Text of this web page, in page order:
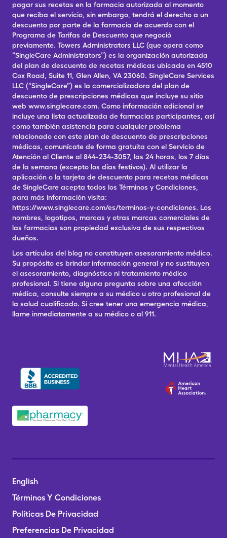
pagar sus recetas en la farmacia autorizada al momento
que reciba el servicio, sin embargo, tendrá el derecho a un
descuento por parte de la farmacia de acuerdo con el
Programa de Tarifas de Descuento que negoció
previamente. Towers Administrators LLC (que opera como
“SingleCare Administrators”) es la organización autorizada
del plan de descuento de recetas médicas ubicada en 4510
Cox Road, Suite 11, Glen Allen, VA 23060. SingleCare Services
LLC (“SingleCare”) es la comercializadora del plan de
descuento de prescripciones médicas que incluye su sitio
web www.singlecare.com. Como información adicional se
incluye una lista actualizada de farmacias participantes, así
como también asistencia para cualquier problema
relacionado con este plan de descuento de prescripciones
médicas, comunícate de forma gratuita con el Servicio de
Atención al Cliente al 844-234-3057, las 24 horas, los 7 días
de la semana (excepto los días festivos). Al utilizar la
aplicación o la tarjeta de descuento para recetas médicas
de SingleCare acepta todos los Términos y Condiciones,
para más información visita:
https://www.singlecare.com/es/terminos-y-condiciones. Los
nombres, logotipos, marcas y otras marcas comerciales de
las farmacias son propiedad exclusiva de sus respectivos
dueños.
Los artículos del blog no constituyen asesoramiento médico.
Su propósito es brindar información general y no sustituyen
el asesoramiento, diagnóstico ni tratamiento médico
profesional. Si tiene alguna pregunta sobre una afección
médica, consulte siempre a su médico u otro profesional de
la salud cualificado. Si cree tener una emergencia médica,
llame inmediatamente a su médico o al 911.
English
Términos Y Condiciones
Políticas De Privacidad
Preferencias De Privacidad